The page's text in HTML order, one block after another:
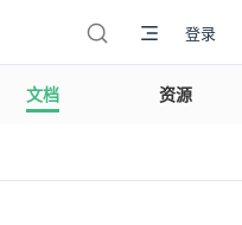
登录
文档 资源